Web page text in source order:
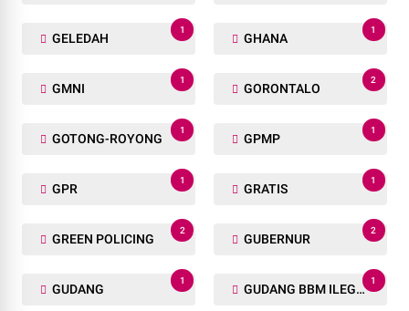
GELEDAH
1
GHANA
1
GMNI
1
GORONTALO
2
GOTONG-ROYONG
1
GPMP
1
GPR
1
GRATIS
1
GREEN POLICING
2
GUBERNUR
2
GUDANG
1
GUDANG BBM ILEGAL
1